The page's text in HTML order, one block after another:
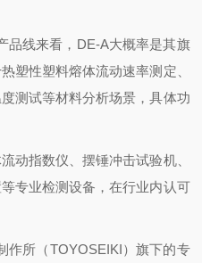
品线来看，DE-A大概率是其旗
塑性塑料熔体流动速率测定、
测试等材料分析场景，具体功
动指数仪、摆锤冲击试验机、
专业检测设备，在行业内认可
作所（TOYOSEIKI）旗下的专